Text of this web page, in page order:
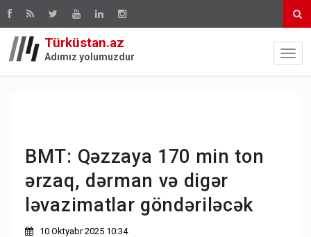
Türküstan.az
Adımız yolumuzdur
BMT: Qəzzaya 170 min ton
ərzaq, dərman və digər
ləvazimatlar göndəriləcək
10 Oktyabr 2025 10:34